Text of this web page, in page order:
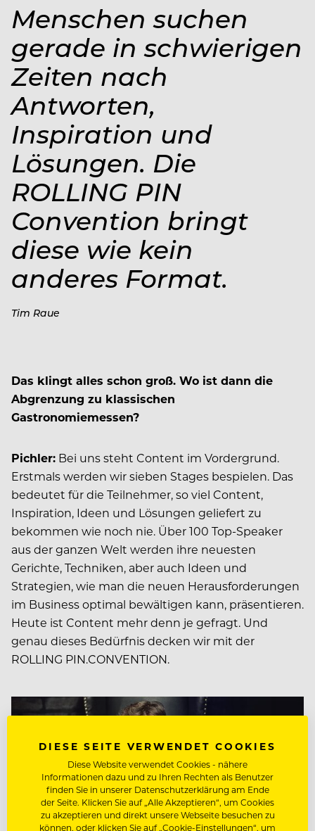
Menschen suchen
gerade in schwierigen
Zeiten nach
Antworten,
Inspiration und
Lösungen. Die
ROLLING PIN
Convention bringt
diese wie kein
anderes Format.
Tim Raue
Das klingt alles schon groß. Wo ist dann die
Abgrenzung zu klassischen
Gastronomiemessen?
Pichler: Bei uns steht Content im Vordergrund.
Erstmals werden wir sieben Stages bespielen. Das
bedeutet für die Teilnehmer, so viel Content,
Inspiration, Ideen und Lösungen geliefert zu
bekommen wie noch nie. Über 100 Top-Speaker
aus der ganzen Welt werden ihre neuesten
Gerichte, Techniken, aber auch Ideen und
Strategien, wie man die neuen Herausforderungen
im Business optimal bewältigen kann, präsentieren.
Heute ist Content mehr denn je gefragt. Und
genau dieses Bedürfnis decken wir mit der
ROLLING PIN.CONVENTION.
DIESE SEITE VERWENDET COOKIES
Diese Website verwendet Cookies - nähere
Informationen dazu und zu Ihren Rechten als Benutzer
finden Sie in unserer Datenschutzerklärung am Ende
der Seite. Klicken Sie auf „Alle Akzeptieren“, um Cookies
zu akzeptieren und direkt unsere Webseite besuchen zu
können, oder klicken Sie auf „Cookie-Einstellungen“, um